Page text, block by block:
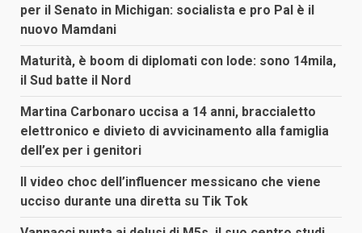
per il Senato in Michigan: socialista e pro Pal è il
nuovo Mamdani
Maturità, è boom di diplomati con lode: sono 14mila,
il Sud batte il Nord
Martina Carbonaro uccisa a 14 anni, braccialetto
elettronico e divieto di avvicinamento alla famiglia
dell’ex per i genitori
Il video choc dell’influencer messicano che viene
ucciso durante una diretta su Tik Tok